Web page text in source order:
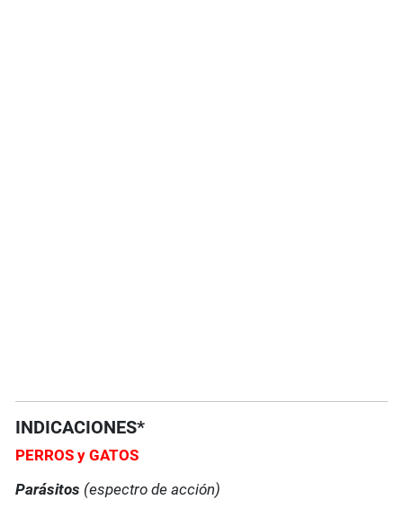
INDICACIONES*
PERROS y GATOS
Parásitos (espectro de acción)